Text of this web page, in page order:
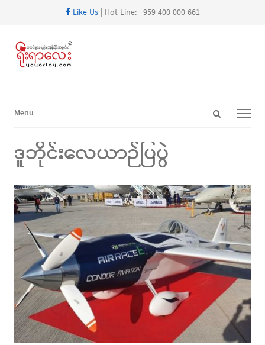
Like Us| Hot Line: +959 400 000 661
Open
Menu
Menu
ဒူဘိုင်းလေယာဉ်ပြပွဲ